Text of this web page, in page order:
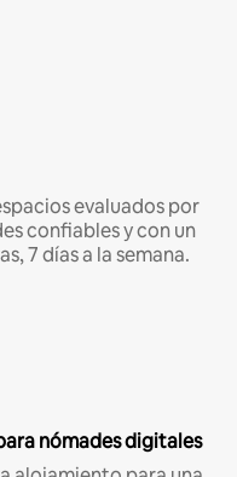
evaluados por
confiables y con un
7 días a la semana.
nómades digitales